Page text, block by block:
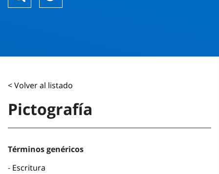
< Volver al listado
Pictografía
Términos genéricos
Escritura